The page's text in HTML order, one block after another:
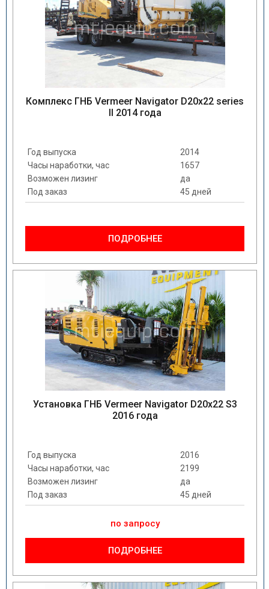
Комплекс ГНБ Vermeer Navigator D20x22 series
II 2014 года
Год выпуска
2014
Часы наработки, час
1657
Возможен лизинг
да
Под заказ
45 дней
ПОДРОБНЕЕ
Установка ГНБ Vermeer Navigator D20x22 S3
2016 года
Год выпуска
2016
Часы наработки, час
2199
Возможен лизинг
да
Под заказ
45 дней
по запросу
ПОДРОБНЕЕ